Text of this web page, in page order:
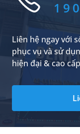
Liên hệ ngay với
phục vụ và sử
hiện đại & cao